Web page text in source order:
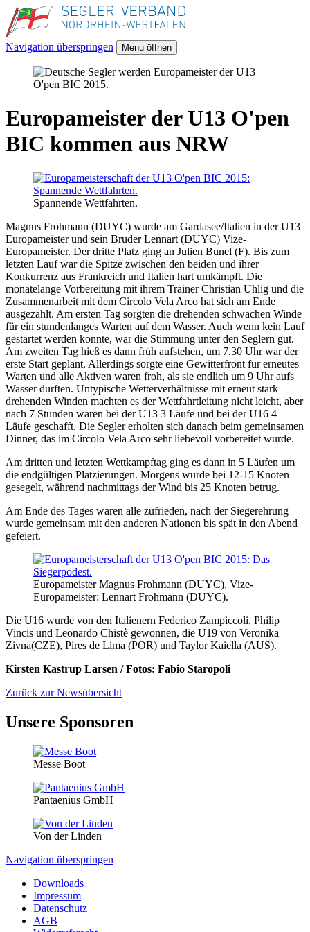
Navigation überspringen Menu öffnen
Europameister der U13 O'pen
BIC kommen aus NRW
Spannende Wettfahrten.
Magnus Frohmann (DUYC) wurde am Gardasee/Italien in der U13
Europameister und sein Bruder Lennart (DUYC) Vize-
Europameister. Der dritte Platz ging an Julien Bunel (F). Bis zum
letzten Lauf war die Spitze zwischen den beiden und ihrer
Konkurrenz aus Frankreich und Italien hart umkämpft. Die
monatelange Vorbereitung mit ihrem Trainer Christian Uhlig und die
Zusammenarbeit mit dem Circolo Vela Arco hat sich am Ende
ausgezahlt. Am ersten Tag sorgten die drehenden schwachen Winde
für ein stundenlanges Warten auf dem Wasser. Auch wenn kein Lauf
gestartet werden konnte, war die Stimmung unter den Seglern gut.
Am zweiten Tag hieß es dann früh aufstehen, um 7.30 Uhr war der
erste Start geplant. Allerdings sorgte eine Gewitterfront für erneutes
Warten und alle Aktiven waren froh, als sie endlich um 9 Uhr aufs
Wasser durften. Untypische Wetterverhältnisse mit erneut stark
drehenden Winden machten es der Wettfahrtleitung nicht leicht, aber
nach 7 Stunden waren bei der U13 3 Läufe und bei der U16 4
Läufe geschafft. Die Segler erholten sich danach beim gemeinsamen
Dinner, das im Circolo Vela Arco sehr liebevoll vorbereitet wurde.
Am dritten und letzten Wettkampftag ging es dann in 5 Läufen um
die endgültigen Platzierungen. Morgens wurde bei 12-15 Knoten
gesegelt, während nachmittags der Wind bis 25 Knoten betrug.
Am Ende des Tages waren alle zufrieden, nach der Siegerehrung
wurde gemeinsam mit den anderen Nationen bis spät in den Abend
gefeiert.
Europameister Magnus Frohmann (DUYC). Vize-
Europameister: Lennart Frohmann (DUYC).
Die U16 wurde von den Italienern Federico Zampiccoli, Philip
Vincis und Leonardo Chistè gewonnen, die U19 von Veronika
Zivna(CZE), Pires de Lima (POR) und Taylor Kaiella (AUS).
Kirsten Kastrup Larsen / Fotos: Fabio Staropoli
Zurück zur Newsübersicht
Unsere Sponsoren
Messe Boot
Pantaenius GmbH
Von der Linden
Navigation überspringen
Downloads
Impressum
Datenschutz
AGB